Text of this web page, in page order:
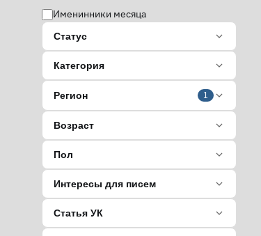
Именинники месяца
Статус
Категория
Регион 1
Возраст
Пол
Интересы для писем
Статья УК